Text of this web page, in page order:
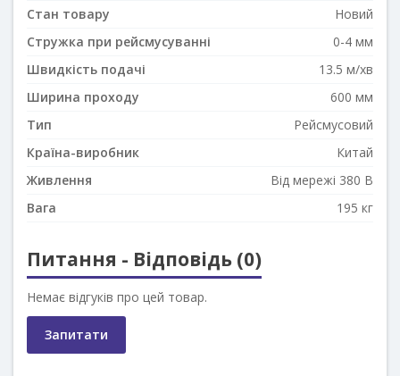
Стан товару
Новий
Стружка при рейсмусуванні
0-4 мм
Швидкість подачі
13.5 м/хв
Ширина проходу
600 мм
Тип
Рейсмусовий
Країна-виробник
Китай
Живлення
Від мережі 380 В
Вага
195 кг
Питання - Відповідь (0)
Немає відгуків про цей товар.
Запитати